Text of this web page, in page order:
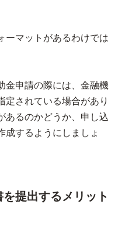
ーマットがあるわけでは
金申請の際には、金融機
定されている場合があり
あるのかどうか、申し込
成するようにしましょ
提出するメリット